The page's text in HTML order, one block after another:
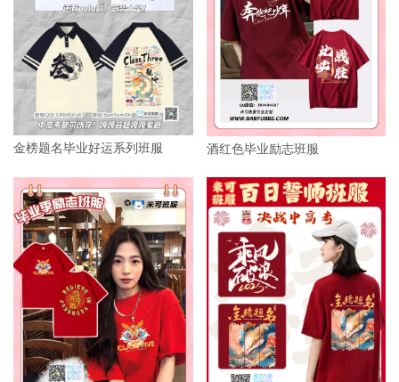
金榜题名毕业好运系列班服 酒红色毕业励志班服